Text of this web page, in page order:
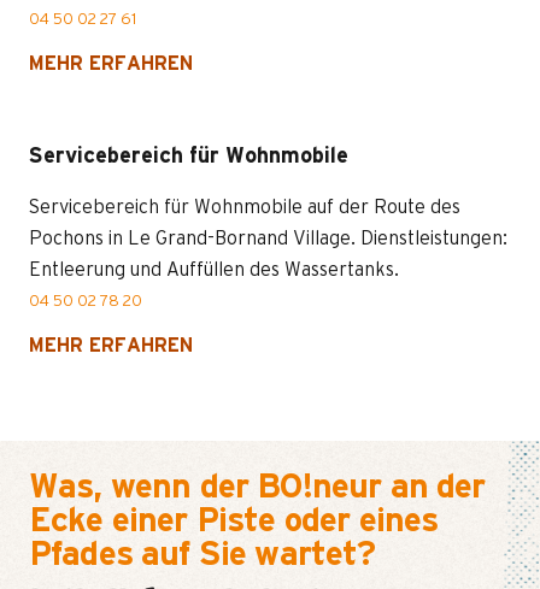
04 50 02 27 61
MEHR ERFAHREN
Servicebereich für Wohnmobile
Servicebereich für Wohnmobile auf der Route des
Pochons in Le Grand-Bornand Village. Dienstleistungen:
Entleerung und Auffüllen des Wassertanks.
04 50 02 78 20
MEHR ERFAHREN
Was, wenn der BO!neur an der
Ecke einer Piste oder eines
Pfades auf Sie wartet?